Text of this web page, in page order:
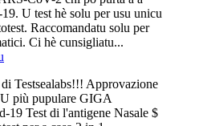
U test hè solu per usu unicu
Raccomandatu solu per
Ci hè cunsigliatu...